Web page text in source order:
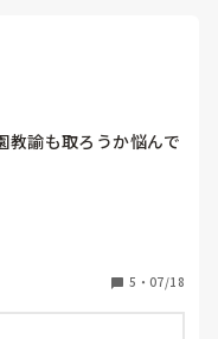
教諭も取ろうか悩んで
とは聞いていたので
は利用している方が
きたいです。働きな
はどのような感じなの
5 ・ 07/18